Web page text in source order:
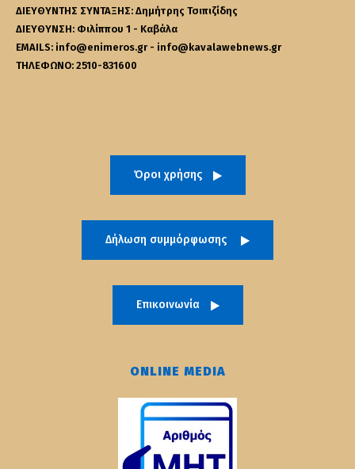
ΔΙΕΥΘΥΝΤΗΣ ΣΥΝΤΑΞΗΣ: Δημήτρης Τσιπιζίδης
ΔΙΕΥΘΥΝΣΗ: Φιλίππου 1 - Καβάλα
EMAILS: info@enimeros.gr - info@kavalawebnews.gr
ΤΗΛΕΦΩΝΟ: 2510-831600
Όροι χρήσης
Δήλωση συμμόρφωσης
Επικοινωνία
ONLINE MEDIA